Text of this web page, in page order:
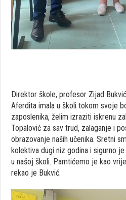
Direktor škole, profesor Zijad
Aferdita imala u školi tokom svoje
zaposlenika, želim izraziti iskrenu
Topalović za sav trud, zalaganje i
obrazovanje naših učenika. Sretni
kolektiva dugi niz godina i sigurno
u našoj školi. Pamtićemo je kao
rekao je Bukvić.